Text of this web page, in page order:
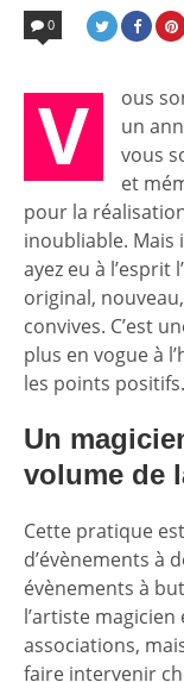
IN
0
V
ous
un
vous
et
pour la
inoubliable. Mais
ayez eu à l’esprit
original,
convives. C’est
plus en vogue à
les points positifs.
Un
volume de
Cette pratique
d’évènements à
évènements à
l’artiste
associations,
faire intervenir